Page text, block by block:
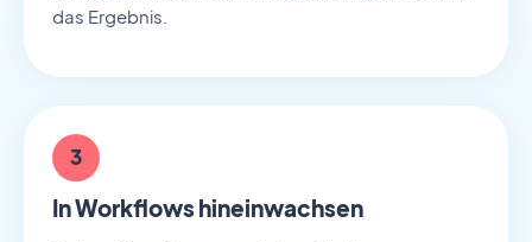
das Ergebnis.
3
In Workflows hineinwachsen